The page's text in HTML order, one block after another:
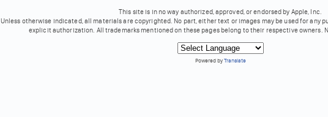
This site is in no way authorized, approved, or endorsed by Apple, Inc.
Unless otherwise indicated, all materials are copyrighted. No part, either text or images may be used for any
explicit authorization. All trademarks mentioned on these pages belong to their respective owners.
Powered byTranslate